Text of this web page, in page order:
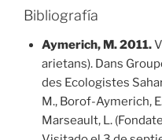
Bibliografía
Aymerich, M. 2011.
arietans). Dans
des Ecologistes
M., Borof-Aymerich,
Marseault, L.